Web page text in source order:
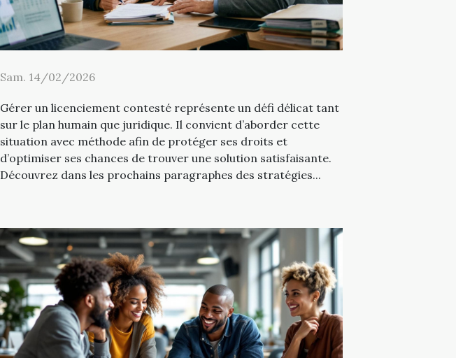
Sam. 14/02/2026
Gérer un licenciement contesté représente un défi délicat tant
sur le plan humain que juridique. Il convient d’aborder cette
situation avec méthode afin de protéger ses droits et
d’optimiser ses chances de trouver une solution satisfaisante.
Découvrez dans les prochains paragraphes des stratégies...